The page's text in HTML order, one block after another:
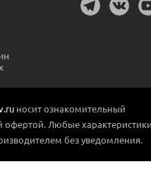
носит ознакомительный
офертой. Любые
без уведомления.